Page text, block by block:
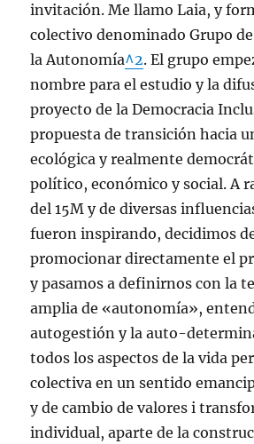
invitación. Me llamo Laia, y
colectivo denominado Grupo
la Autonomía^2. El grupo
nombre para el estudio y la
proyecto de la Democracia
propuesta de transición hacia
ecológica y realmente
político, económico y social. A
del 15M y de diversas
fueron inspirando, decidimos
promocionar directamente el
y pasamos a definirnos con la
amplia de «autonomía»,
autogestión y la auto-
todos los aspectos de la vida
colectiva en un sentido
y de cambio de valores i
individual, aparte de la